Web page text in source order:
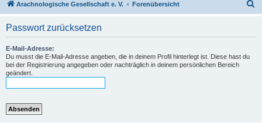
Arachnologische Gesellschaft e. V. Forenübersicht
Passwort zurücksetzen
E-Mail-Adresse:
Du musst die E-Mail-Adresse angeben, die in deinem Profil hinterlegt ist. Diese hast du
bei der Registrierung angegeben oder nachträglich in deinem persönlichen Bereich
geändert.